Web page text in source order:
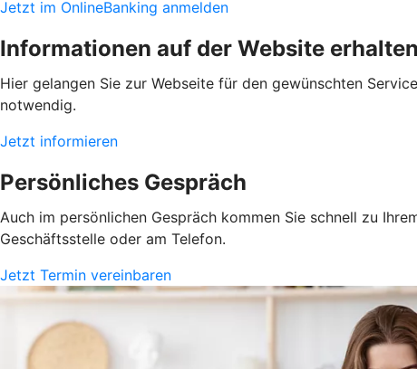
Jetzt im OnlineBanking anmelden
Informationen auf der Website erhalten
Hier gelangen Sie zur Webseite für den gewünschten
notwendig.
Jetzt informieren
Persönliches Gespräch
Auch im persönlichen Gespräch kommen Sie schnell zu
Geschäftsstelle oder am Telefon.
Jetzt Termin vereinbaren